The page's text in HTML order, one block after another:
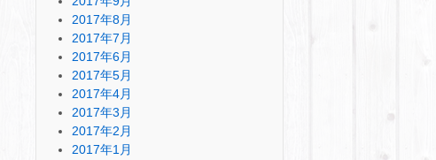
2017年8月
2017年7月
2017年6月
2017年5月
2017年4月
2017年3月
2017年2月
2017年1月